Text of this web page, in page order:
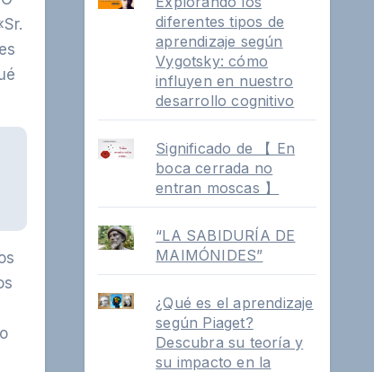
diferentes tipos de
aprendizaje según
Vygotsky: cómo
influyen en nuestro
desarrollo cognitivo
Significado de 【 En
boca cerrada no
entran moscas 】
“LA SABIDURÍA DE
MAIMÓNIDES”
¿Qué es el aprendizaje
según Piaget?
Descubra su teoría y
su impacto en la